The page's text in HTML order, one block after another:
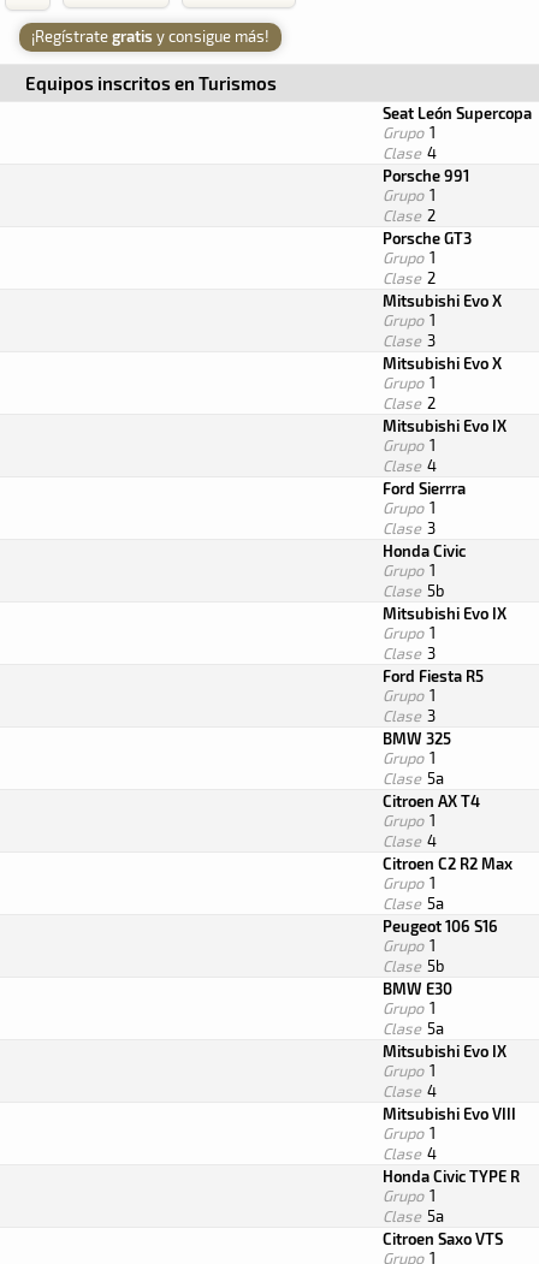
¡Regístrategratis y consigue más!
Equipos inscritos en Turismos
Seat León Supercopa
Grupo 1
Clase 4
Porsche 991
Grupo 1
Clase 2
Porsche GT3
Grupo 1
Clase 2
Mitsubishi Evo X
Grupo 1
Clase 3
Mitsubishi Evo X
Grupo 1
Clase 2
Mitsubishi Evo IX
Grupo 1
Clase 4
Ford Sierrra
Grupo 1
Clase 3
Honda Civic
Grupo 1
Clase 5b
Mitsubishi Evo IX
Grupo 1
Clase 3
Ford Fiesta R5
Grupo 1
Clase 3
BMW 325
Grupo 1
Clase 5a
Citroen AX T4
Grupo 1
Clase 4
Citroen C2 R2 Max
Grupo 1
Clase 5a
Peugeot 106 S16
Grupo 1
Clase 5b
BMW E30
Grupo 1
Clase 5a
Mitsubishi Evo IX
Grupo 1
Clase 4
Mitsubishi Evo VIII
Grupo 1
Clase 4
Honda Civic TYPE R
Grupo 1
Clase 5a
Citroen Saxo VTS
Grupo 1